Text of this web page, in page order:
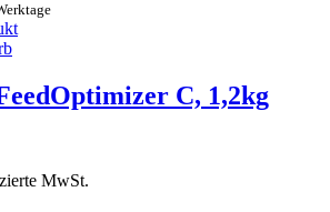
C, 1,2kg
MwSt.